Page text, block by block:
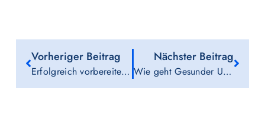
Vorheriger Beitrag
Erfolgreich vorbereitet: Was sollte man zu einem Vorstellungsgespräch mitnehmen?
Nächster Beitrag
Wie geht Gesunder Umgang mit Stress am Arbeitsplatz? Methoden zur Bewältigung und langfristigen Prävention.